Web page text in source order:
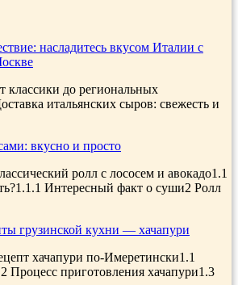
насладитесь вкусом Италии с
классики до региональных
итальянских сыров: свежесть и
вкусно и просто
ролл с лососем и авокадо1.1
Интересный факт о суши2 Ролл
грузинской кухни — хачапури
хачапури по-Имеретински1.1
Процесс приготовления хачапури1.3